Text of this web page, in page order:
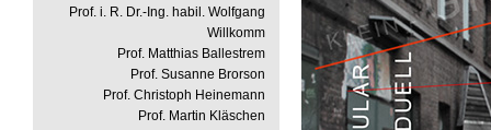
Prof. i. R. Dr.-Ing. habil. Wolfgang
Willkomm
Prof. Matthias Ballestrem
Prof. Susanne Brorson
Prof. Christoph Heinemann
Prof. Martin Kläschen